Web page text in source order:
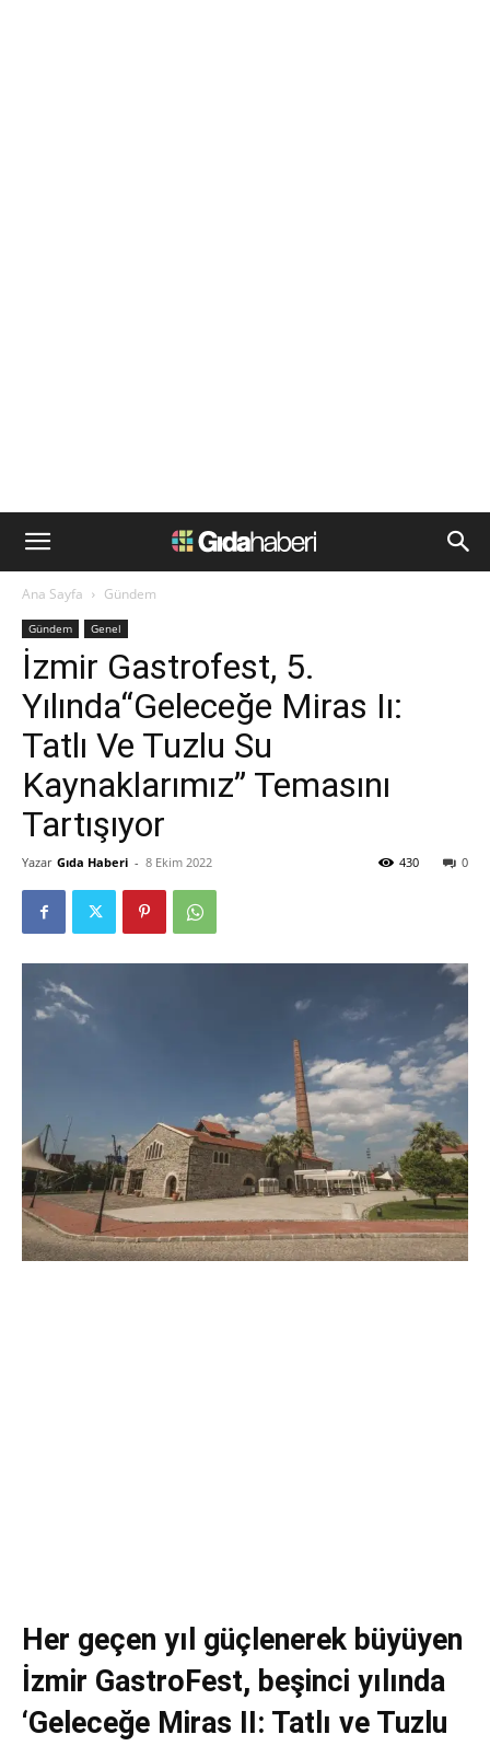
Ana Sayfa Gündem
Gündem Genel
İzmir Gastrofest, 5.
Yılında“Geleceğe Miras Iı:
Tatlı Ve Tuzlu Su
Kaynaklarımız” Temasını
Tartışıyor
Yazar Gıda Haberi - 8 Ekim 2022 0
430
Her geçen yıl güçlenerek büyüyen
İzmir GastroFest, beşinci yılında
‘Geleceğe Miras II: Tatlı ve Tuzlu